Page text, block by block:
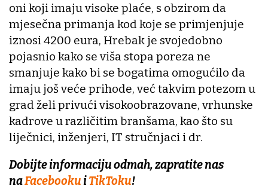
oni koji imaju visoke plaće, s obzirom da
mjesečna primanja kod koje se primjenjuje
iznosi 4200 eura, Hrebak je svojedobno
pojasnio kako se viša stopa poreza ne
smanjuje kako bi se bogatima omogućilo da
imaju još veće prihode, već takvim potezom u
grad želi privući visokoobrazovane, vrhunske
kadrove u različitim branšama, kao što su
liječnici, inženjeri, IT stručnjaci i dr.
Dobijte informaciju odmah, zapratite nas
naFacebookuiTikToku!